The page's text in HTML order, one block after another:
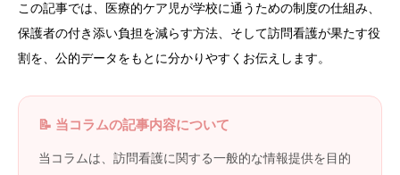
この記事では、医療的ケア児が学校に通うための制度の仕組み、
保護者の付き添い負担を減らす方法、そして訪問看護が果たす役
割を、公的データをもとに分かりやすくお伝えします。
📝 当コラムの記事内容について
当コラムは、訪問看護に関する一般的な情報提供を目的